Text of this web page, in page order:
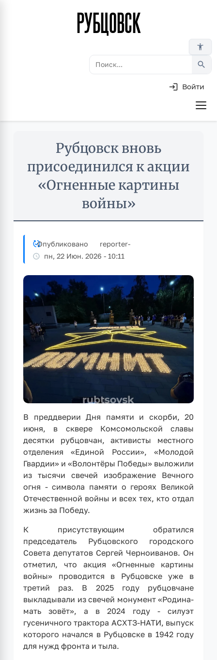
content
РУБЦОВСК
accessibility_new
search
Войти
Рубцовск вновь
присоединился к акции
«Огненные картины
войны»
Опубликовано reporter-
пн, 22 Июн. 2026 - 10:11
В преддверии Дня памяти и скорби, 20
июня, в сквере Комсомольской славы
десятки рубцовчан, активисты местного
отделения «Единой России», «Молодой
Гвардии» и «Волонтёры Победы» выложили
из тысячи свечей изображение Вечного
огня - символа памяти о героях Великой
Отечественной войны и всех тех, кто отдал
жизнь за Победу.
К присутствующим обратился
председатель Рубцовского городского
Совета депутатов Сергей Черноиванов. Он
отметил, что акция «Огненные картины
войны» проводится в Рубцовске уже в
третий раз. В 2025 году рубцовчане
выкладывали из свечей монумент «Родина-
мать зовёт», а в 2024 году - силуэт
гусеничного трактора АСХТЗ-НАТИ, выпуск
которого начался в Рубцовске в 1942 году
для нужд фронта и тыла.